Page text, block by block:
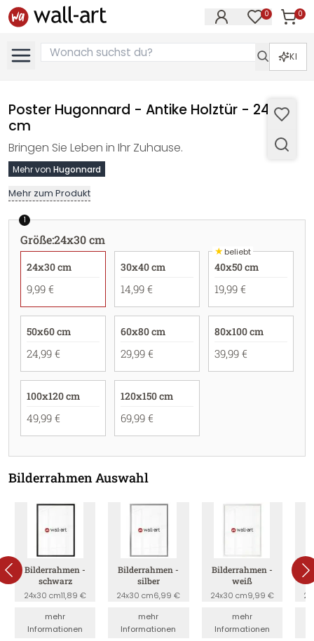
0 0
KI
Poster Hugonnard - Antike Holztür - 24x30
cm
Bringen Sie Leben in Ihr Zuhause.
Mehr von Hugonnard
Mehr zum Produkt
1
Größe:24x30 cm
24x30 cm
9,99 €
30x40 cm
14,99 €
★beliebt
40x50 cm
19,99 €
50x60 cm
24,99 €
60x80 cm
29,99 €
80x100 cm
39,99 €
100x120 cm
49,99 €
120x150 cm
69,99 €
Bilderrahmen Auswahl
Bilderrahmen -
schwarz
24x30 cm11,89 €
mehr
Informationen
Bilderrahmen -
silber
24x30 cm6,99 €
mehr
Informationen
Bilderrahmen -
weiß
24x30 cm9,99 €
mehr
Informationen